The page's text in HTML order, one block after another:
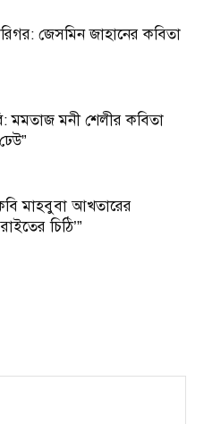
জেসমিন জাহানের কবিতা
মমতাজ মনী শেলীর কবিতা
মাহবুবা আখতারের
চিঠি’”